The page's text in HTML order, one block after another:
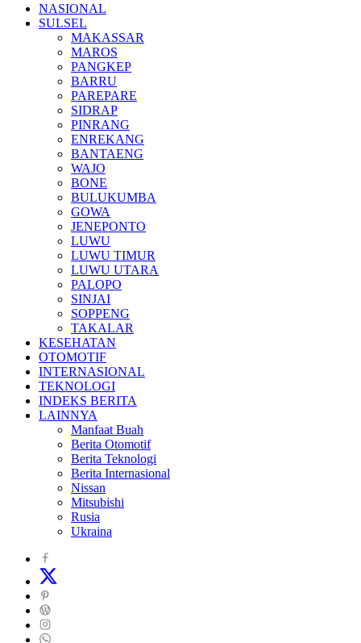
NASIONAL
SULSEL
MAKASSAR
MAROS
PANGKEP
BARRU
PAREPARE
SIDRAP
PINRANG
ENREKANG
BANTAENG
WAJO
BONE
BULUKUMBA
GOWA
JENEPONTO
LUWU
LUWU TIMUR
LUWU UTARA
PALOPO
SINJAI
SOPPENG
TAKALAR
KESEHATAN
OTOMOTIF
INTERNASIONAL
TEKNOLOGI
INDEKS BERITA
LAINNYA
Manfaat Buah
Berita Otomotif
Berita Teknologi
Berita Internasional
Nissan
Mitsubishi
Rusia
Ukraina